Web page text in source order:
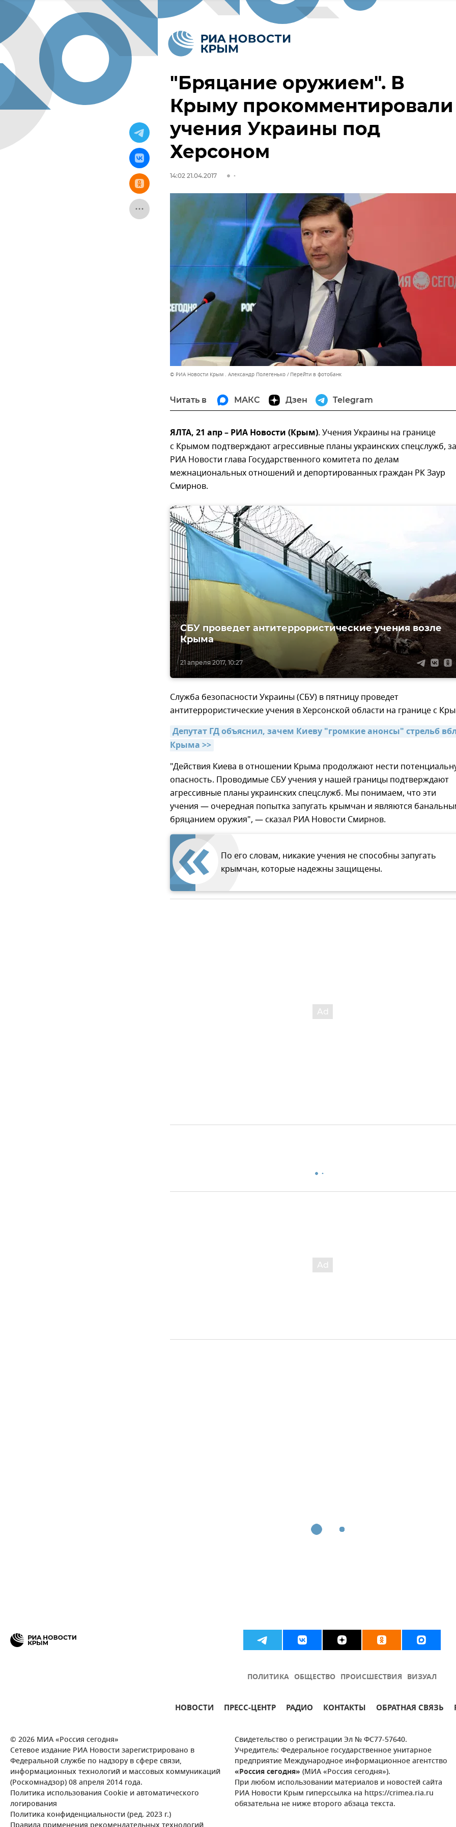
"Бряцание оружием". В
Крыму прокомментировали
учения Украины под
Херсоном
14:02 21.04.2017
© РИА Новости Крым . Александр Полегенько Перейти в фотобанк
Читать в МАКС Дзен Telegram
ЯЛТА, 21 апр – РИА Новости (Крым). Учения Украины на границе
с Крымом подтверждают агрессивные планы украинских спецслужб,
РИА Новости глава Государственного комитета по делам
межнациональных отношений и депортированных граждан РК Заур
Смирнов.
21 апреля 2017, 10:27
СБУ проведет антитеррористические учения возле
Крыма
Служба безопасности Украины (СБУ) в пятницу проведет
антитеррористические учения в Херсонской области на границе с
Депутат ГД объяснил, зачем Киеву "громкие анонсы" стрельб
Крыма >>
"Действия Киева в отношении Крыма продолжают нести
опасность. Проводимые СБУ учения у нашей границы подтверждают
агрессивные планы украинских спецслужб. Мы понимаем, что эти
учения — очередная попытка запугать крымчан и являются
бряцанием оружия", — сказал РИА Новости Смирнов.
По его словам, никакие учения не способны запугать
крымчан, которые надежны защищены.
ПОЛИТИКА ОБЩЕСТВО ПРОИСШЕСТВИЯ ВИЗУАЛ
НОВОСТИ ПРЕСС-ЦЕНТР РАДИО КОНТАКТЫ ОБРАТНАЯ СВЯЗЬ
© 2026 МИА «Россия сегодня»
Сетевое издание РИА Новости зарегистрировано в
Федеральной службе по надзору в сфере связи,
информационных технологий и массовых коммуникаций
(Роскомнадзор) 08 апреля 2014 года.
Политика использования Cookie и автоматического
логирования
Политика конфиденциальности (ред. 2023 г.)
Свидетельство о регистрации Эл № ФС77-57640.
Учредитель: Федеральное государственное унитарное
предприятие Международное информационное агентство
«Россия сегодня» (МИА «Россия сегодня»).
При любом использовании материалов и новостей сайта
РИА Новости Крым гиперссылка на https://crimea.ria.ru
обязательна не ниже второго абзаца текста.